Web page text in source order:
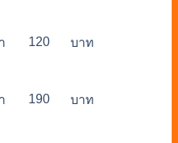
120 บาท
190 บาท